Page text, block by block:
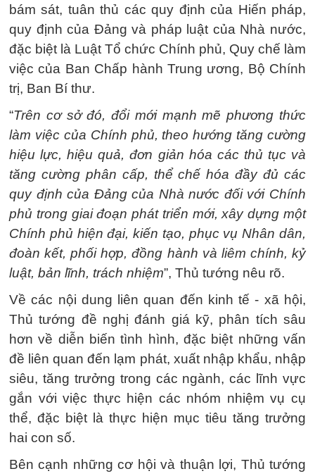
bám sát, tuân thủ các quy định của Hiến pháp,
quy định của Đảng và pháp luật của Nhà nước,
đặc biệt là Luật Tổ chức Chính phủ, Quy chế làm
việc của Ban Chấp hành Trung ương, Bộ Chính
trị, Ban Bí thư.
“Trên cơ sở đó, đổi mới mạnh mẽ phương thức
làm việc của Chính phủ, theo hướng tăng cường
hiệu lực, hiệu quả, đơn giản hóa các thủ tục và
tăng cường phân cấp, thể chế hóa đầy đủ các
quy định của Đảng của Nhà nước đối với Chính
phủ trong giai đoạn phát triển mới, xây dựng một
Chính phủ hiện đại, kiến tạo, phục vụ Nhân dân,
đoàn kết, phối hợp, đồng hành và liêm chính, kỷ
luật, bản lĩnh, trách nhiệm”, Thủ tướng nêu rõ.
Về các nội dung liên quan đến kinh tế - xã hội,
Thủ tướng đề nghị đánh giá kỹ, phân tích sâu
hơn về diễn biến tình hình, đặc biệt những vấn
đề liên quan đến lạm phát, xuất nhập khẩu, nhập
siêu, tăng trưởng trong các ngành, các lĩnh vực
gắn với việc thực hiện các nhóm nhiệm vụ cụ
thể, đặc biệt là thực hiện mục tiêu tăng trưởng
hai con số.
Bên cạnh những cơ hội và thuận lợi, Thủ tướng